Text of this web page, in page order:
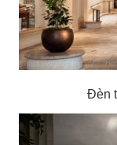
Đèn